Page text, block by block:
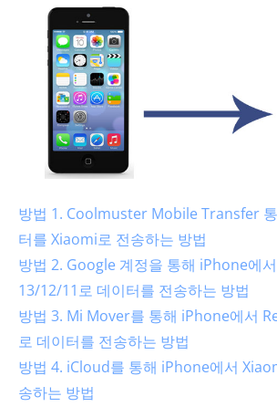
방법 1. Coolmuster Mobile Transfer
터를 Xiaomi로 전송하는 방법
방법 2. Google 계정을 통해 iPhone에
13/12/11로 데이터를 전송하는 방법
방법 3. Mi Mover를 통해 iPhone에서
로 데이터를 전송하는 방법
방법 4. iCloud를 통해 iPhone에서
송하는 방법